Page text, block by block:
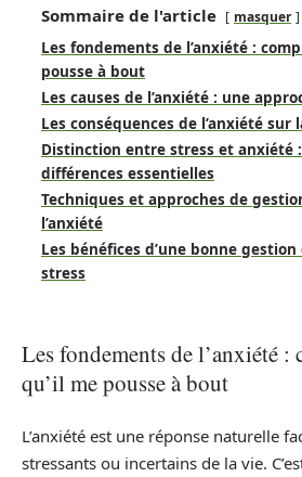
Sommaire de l'article masquer
Les fondements de l’anxiété :
pousse à bout
Les causes de l’anxiété : une
Les conséquences de l’anxiété sur
Distinction entre stress et anxiété
différences essentielles
Techniques et approches de
l’anxiété
Les bénéfices d’une bonne
stress
Les fondements de l’anxiété :
qu’il me pousse à bout
L’anxiété est une réponse naturelle
stressants ou incertains de la vie.